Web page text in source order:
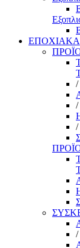
ΕΠΟΧΙΑΚΑ
/
/
/
/